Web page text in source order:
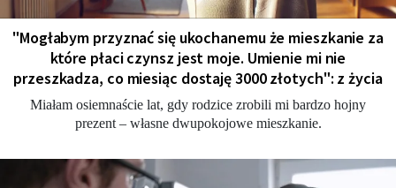
"Мogłabym przyznać się ukochanemu że mieszkanie za
które płaci czynsz jest moje. Umienie mi nie
przeszkadza, co miesiąc dostaję 3000 złotych": z życia
Miałam osiemnaście lat, gdy rodzice zrobili mi bardzo hojny
prezent – własne dwupokojowe mieszkanie.